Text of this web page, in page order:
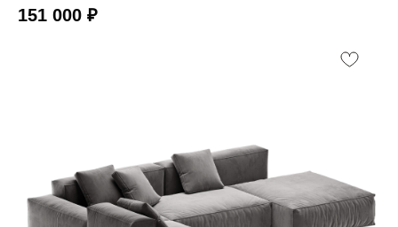
151 000 ₽